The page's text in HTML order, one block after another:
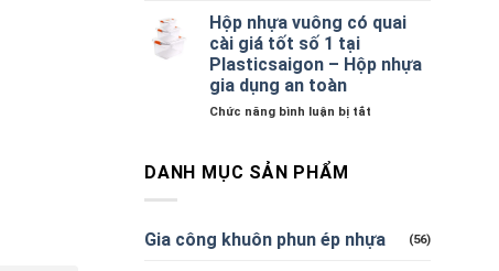
Kiện
Pháp
Đựng
Đa
nhựa
đựng
phẩm
hiệu
Hộp nhựa vuông có quai
cài giá tốt số 1 tại
Plasticsaigon – Hộp nhựa
gia dụng an toàn
Chức năng bình luận bị tắt
giá
DANH MỤC SẢN PHẨM
Gia công khuôn phun ép nhựa (56)